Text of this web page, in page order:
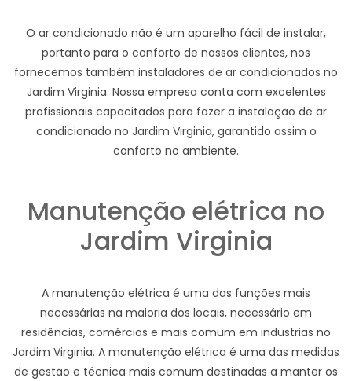
O ar condicionado não é um aparelho fácil de instalar,
portanto para o conforto de nossos clientes, nos
fornecemos também instaladores de ar condicionados no
Jardim Virginia. Nossa empresa conta com excelentes
profissionais capacitados para fazer a instalação de ar
condicionado no Jardim Virginia, garantido assim o
conforto no ambiente.
Manutenção elétrica no
Jardim Virginia
A manutenção elétrica é uma das funções mais
necessárias na maioria dos locais, necessário em
residências, comércios e mais comum em industrias no
Jardim Virginia. A manutenção elétrica é uma das medidas
de gestão e técnica mais comum destinadas a manter os